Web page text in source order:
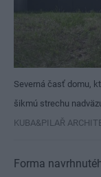
Severná časť domu,
šikmú strechu
KUBA&PILAŘ
Forma